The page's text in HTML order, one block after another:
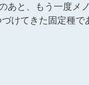
あと、もう一度メ
けてきた固定種